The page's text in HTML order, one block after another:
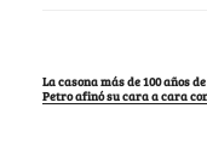
La casona más de 100 años
Petro afinó su cara a cara